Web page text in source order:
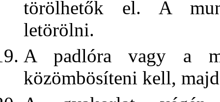
törölhetők el. A
letörölni.
A padlóra vagy a
közömbösíteni kell,